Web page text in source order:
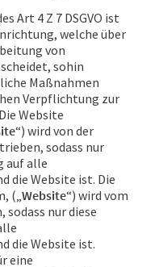
Art 4 Z 7 DSGVO ist
welche über
von
sohin
Maßnahmen
Verpflichtung zur
Website
“) wird von der
sodass nur
auf alle
die Website ist. Die
(„Website“) wird vom
nur diese
die Website ist.
eine